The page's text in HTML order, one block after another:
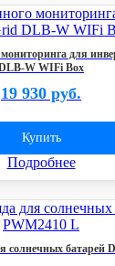
мониторинга для
W WIFi Box
19 930 руб.
Купить
Подробнее
солнечных батарей